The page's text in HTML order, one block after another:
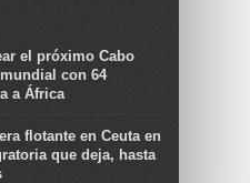
el próximo Cabo
con 64
a África
flotante en Ceuta en
que deja, hasta